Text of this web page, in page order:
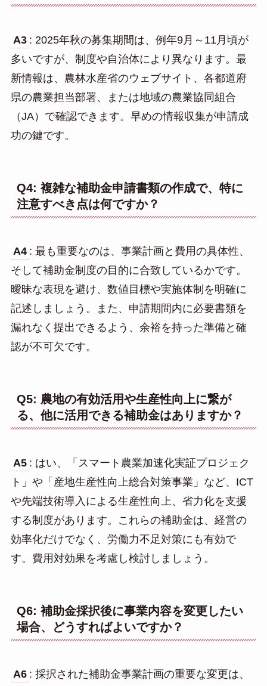
A3 : 2025年秋の募集期間は、例年9月～11月頃が
多いですが、制度や自治体により異なります。最
新情報は、農林水産省のウェブサイト、各都道府
県の農業担当部署、または地域の農業協同組合
（JA）で確認できます。早めの情報収集が申請成
功の鍵です。
Q4: 複雑な補助金申請書類の作成で、特に
注意すべき点は何ですか？
A4 : 最も重要なのは、事業計画と費用の具体性、
そして補助金制度の目的に合致しているかです。
曖昧な表現を避け、数値目標や実施体制を明確に
記述しましょう。また、申請期間内に必要書類を
漏れなく提出できるよう、余裕を持った準備と確
認が不可欠です。
Q5: 農地の有効活用や生産性向上に繋が
る、他に活用できる補助金はありますか？
A5 : はい、「スマート農業加速化実証プロジェク
ト」や「産地生産性向上総合対策事業」など、ICT
や先端技術導入による生産性向上、省力化を支援
する制度があります。これらの補助金は、経営の
効率化だけでなく、労働力不足対策にも有効で
す。費用対効果を考慮し検討しましょう。
Q6: 補助金採択後に事業内容を変更したい
場合、どうすればよいですか？
A6 : 採択された補助金事業計画の重要な変更は、